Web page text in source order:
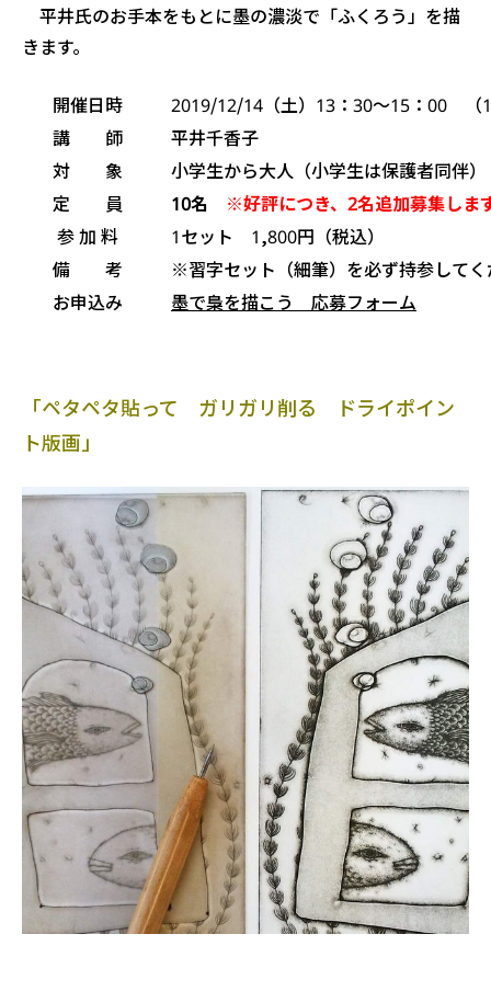
平井氏のお手本をもとに墨の濃淡で「ふくろう」を描
きます。
開催日時
2019/12/14（土）13：30〜15：00 （
講 師
平井千香子
対 象
小学生から大人（小学生は保護者同伴）
定 員
10名 ※好評につき、2名追加募集しま
参 加 料
1セット 1,800円（税込）
備 考
※習字セット（細筆）を必ず持参して
お申込み
墨で梟を描こう 応募フォーム
「ペタペタ貼って ガリガリ削る ドライポイン
ト版画」